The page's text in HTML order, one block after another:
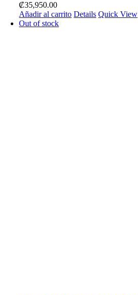
₡35,950.00
Añadir al carrito Details Quick View
Out of stock